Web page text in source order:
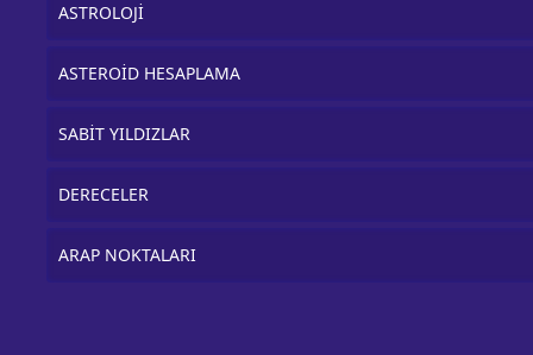
ASTROLOJİ
ASTEROİD HESAPLAMA
SABİT YILDIZLAR
DERECELER
ARAP NOKTALARI